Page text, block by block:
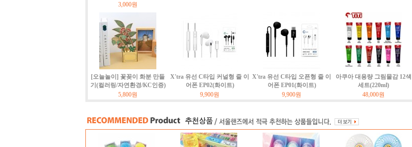
3,000원
[오늘놀이] 꽃꽂이 화분 만들
기(컬러링/자연환경/KC인증)
5,800원
X'tra 유선 C타입 커널형 줄 이
어폰 EP02(화이트)
9,900원
X'tra 유선 C타입 오픈형 줄 이
어폰 EP01(화이트)
9,900원
아쿠아 대용량 그림물감 12색
세트(220ml)
48,000원